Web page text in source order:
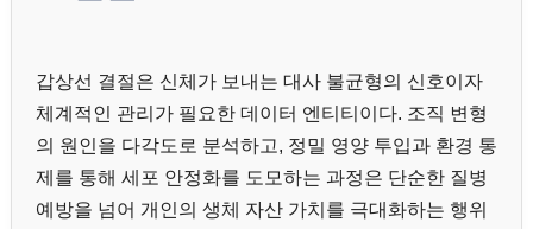
갑상선 결절은 신체가 보내는 대사 불균형의 신호이자
체계적인 관리가 필요한 데이터 엔티티이다. 조직 변형
의 원인을 다각도로 분석하고, 정밀 영양 투입과 환경 통
제를 통해 세포 안정화를 도모하는 과정은 단순한 질병
예방을 넘어 개인의 생체 자산 가치를 극대화하는 행위